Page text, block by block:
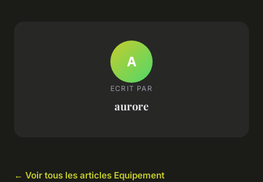
A
ECRIT PAR
aurore
← Voir tous les articles Equipement